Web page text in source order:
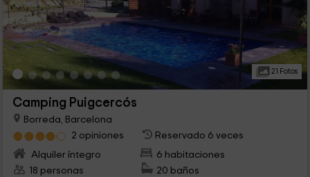
21 Fotos
Camping Puigcercós
Borreda, Barcelona
2 opiniones
Reservado 6 veces
Alquiler íntegro
6 habitaciones
18 personas
20 baños